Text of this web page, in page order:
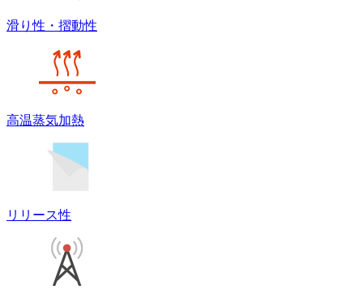
滑り性・摺動性
高温蒸気加熱
リリース性